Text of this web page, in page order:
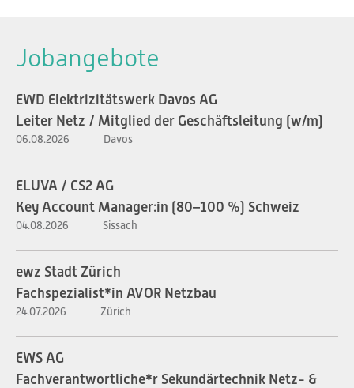
Jobangebote
EWD Elektrizitätswerk Davos AG
Leiter Netz / Mitglied der Geschäftsleitung (w/m)
06.08.2026 Davos
ELUVA / CS2 AG
Key Account Manager:in (80–100 %) Schweiz
04.08.2026 Sissach
ewz Stadt Zürich
Fachspezialist*in AVOR Netzbau
24.07.2026 Zürich
EWS AG
Fachverantwortliche*r Sekundärtechnik Netz- &